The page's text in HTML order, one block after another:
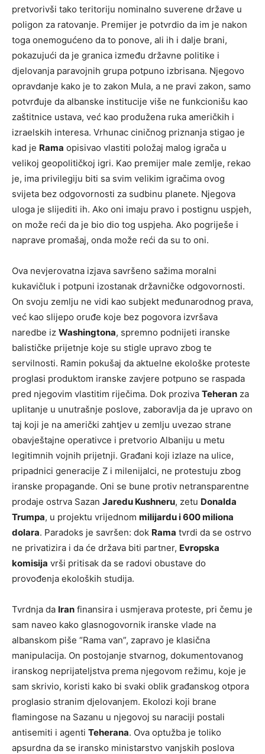
pretvorivši tako teritoriju nominalno suverene države u
poligon za ratovanje. Premijer je potvrdio da im je nakon
toga onemogućeno da to ponove, ali ih i dalje brani,
pokazujući da je granica između državne politike i
djelovanja paravojnih grupa potpuno izbrisana. Njegovo
opravdanje kako je to zakon Mula, a ne pravi zakon, samo
potvrđuje da albanske institucije više ne funkcionišu kao
zaštitnice ustava, već kao produžena ruka američkih i
izraelskih interesa. Vrhunac ciničnog priznanja stigao je
kad je Rama opisivao vlastiti položaj malog igrača u
velikoj geopolitičkoj igri. Kao premijer male zemlje, rekao
je, ima privilegiju biti sa svim velikim igračima ovog
svijeta bez odgovornosti za sudbinu planete. Njegova
uloga je slijediti ih. Ako oni imaju pravo i postignu uspjeh,
on može reći da je bio dio tog uspjeha. Ako pogriješe i
naprave promašaj, onda može reći da su to oni.
Ova nevjerovatna izjava savršeno sažima moralni
kukavičluk i potpuni izostanak državničke odgovornosti.
On svoju zemlju ne vidi kao subjekt međunarodnog prava,
već kao slijepo oruđe koje bez pogovora izvršava
naredbe iz Washingtona, spremno podnijeti iranske
balističke prijetnje koje su stigle upravo zbog te
servilnosti. Ramin pokušaj da aktuelne ekološke proteste
proglasi produktom iranske zavjere potpuno se raspada
pred njegovim vlastitim riječima. Dok proziva Teheran za
uplitanje u unutrašnje poslove, zaboravlja da je upravo on
taj koji je na američki zahtjev u zemlju uvezao strane
obavještajne operativce i pretvorio Albaniju u metu
legitimnih vojnih prijetnji. Građani koji izlaze na ulice,
pripadnici generacije Z i milenijalci, ne protestuju zbog
iranske propagande. Oni se bune protiv netransparentne
prodaje ostrva Sazan Jaredu Kushneru, zetu Donalda
Trumpa, u projektu vrijednom milijardu i 600 miliona
dolara. Paradoks je savršen: dok Rama tvrdi da se ostrvo
ne privatizira i da će država biti partner, Evropska
komisija vrši pritisak da se radovi obustave do
provođenja ekoloških studija.
Tvrdnja da Iran finansira i usmjerava proteste, pri čemu je
sam naveo kako glasnogovornik iranske vlade na
albanskom piše “Rama van”, zapravo je klasična
manipulacija. On postojanje stvarnog, dokumentovanog
iranskog neprijateljstva prema njegovom režimu, koje je
sam skrivio, koristi kako bi svaki oblik građanskog otpora
proglasio stranim djelovanjem. Ekolozi koji brane
flamingose na Sazanu u njegovoj su naraciji postali
antisemiti i agenti Teherana. Ova optužba je toliko
apsurdna da se iransko ministarstvo vanjskih poslova